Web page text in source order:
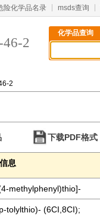
险化学品名录 msds查询
46-2
化学品查询
2
下载PDF格式
息
methylphenyl)thio]-
tolylthio)- (6CI,8CI);